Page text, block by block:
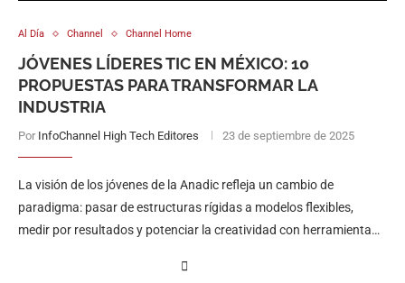
Al Día Channel Channel Home
JÓVENES LÍDERES TIC EN MÉXICO: 10
PROPUESTAS PARA TRANSFORMAR LA
INDUSTRIA
Por InfoChannel High Tech Editores 23 de septiembre de 2025
La visión de los jóvenes de la Anadic refleja un cambio de
paradigma: pasar de estructuras rígidas a modelos flexibles,
medir por resultados y potenciar la creatividad con herramientas